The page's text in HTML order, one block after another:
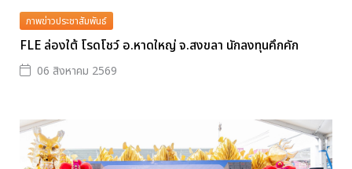
ภาพข่าวประชาสัมพันธ์
FLE ล่องใต้ โรดโชว์ อ.หาดใหญ่ จ.สงขลา นักลงทุนคึกคัก
06 สิงหาคม 2569